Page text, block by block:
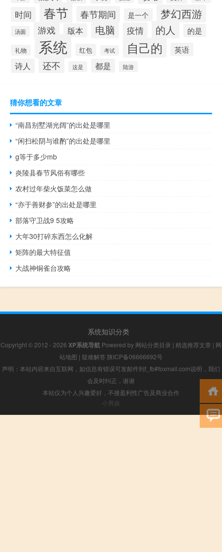
时间 春节 春节期间 是一个 梦幻西游
汤圆 游戏 版本 电脑 疫情 的人 的是
礼物 系统 红包 考试 自己的 英语
诗人 还不 这是 都是 陆游
猜你想看的文章
“南昌别墅湖光阔”的出处是哪里
“闲扫松阴与谁酌”的出处是哪里
g等于多少mb
炎陵县春节风俗有哪些
农村过年柴火饭菜怎么做
“亦于善财参”的出处是哪里
部落守卫战9 5攻略
大年30打碎东西怎么化解
矩阵的最大特征值
大战神铜雀台攻略
系统知识分类
Copyright © 2012 - 2026 XP系统导航 Powered by 网站分类目录 | 精选推荐文章 | 网
站地图 | 疑难解答 陕ICP备06666692号
声明：本站内容来自互联网，如信息有错误可发邮件到f_fb#foxmail.com说明，我们
会及时纠正，谢谢
本站仅为个人兴趣爱好，不接盈利性广告及商业合作
小男孩